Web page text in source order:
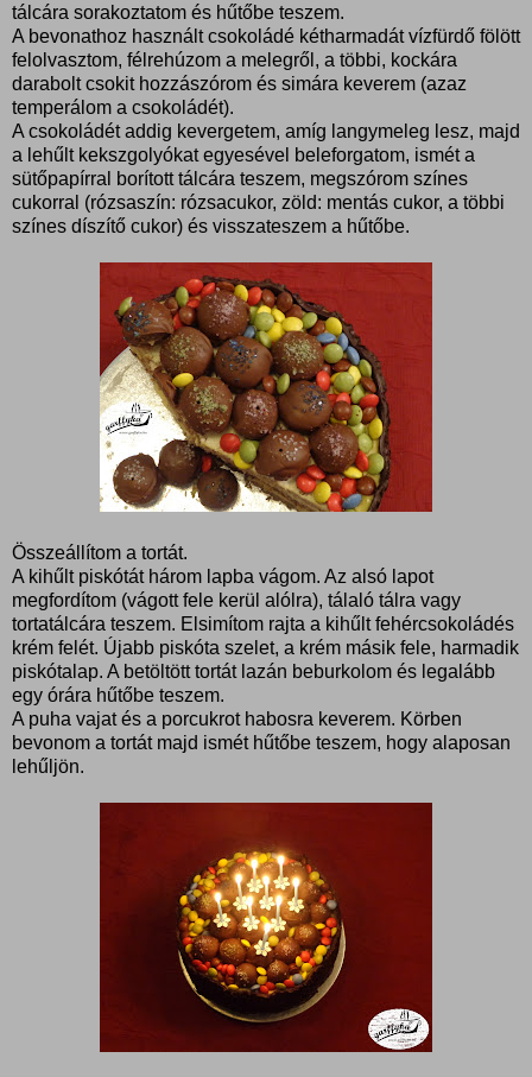
tálcára sorakoztatom és hűtőbe teszem.
A bevonathoz használt csokoládé kétharmadát vízfürdő fölött
felolvasztom, félrehúzom a melegről, a többi, kockára
darabolt csokit hozzászórom és simára keverem (azaz
temperálom a csokoládét).
A csokoládét addig kevergetem, amíg langymeleg lesz, majd
a lehűlt kekszgolyókat egyesével beleforgatom, ismét a
sütőpapírral borított tálcára teszem, megszórom színes
cukorral (rózsaszín: rózsacukor, zöld: mentás cukor, a többi
színes díszítő cukor) és visszateszem a hűtőbe.
Összeállítom a tortát.
A kihűlt piskótát három lapba vágom. Az alsó lapot
megfordítom (vágott fele kerül alólra), tálaló tálra vagy
tortatálcára teszem. Elsimítom rajta a kihűlt fehércsokoládés
krém felét. Újabb piskóta szelet, a krém másik fele, harmadik
piskótalap. A betöltött tortát lazán beburkolom és legalább
egy órára hűtőbe teszem.
A puha vajat és a porcukrot habosra keverem. Körben
bevonom a tortát majd ismét hűtőbe teszem, hogy alaposan
lehűljön.